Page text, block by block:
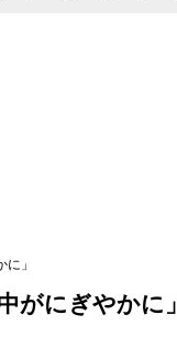
」
がにぎやかに」